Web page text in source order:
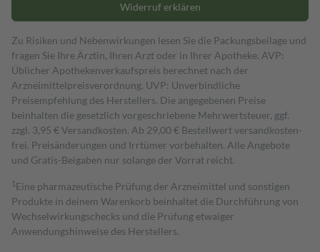
Widerruf erklären
Zu Risiken und Nebenwirkungen lesen Sie die Packungsbeilage und
fragen Sie Ihre Ärztin, Ihren Arzt oder in Ihrer Apotheke. AVP:
Üblicher Apothekenverkaufspreis berechnet nach der
Arzneimittelpreisverordnung. UVP: Unverbindliche
Preisempfehlung des Herstellers. Die angegebenen Preise
beinhalten die gesetzlich vorgeschriebene Mehrwertsteuer, ggf.
zzgl. 3,95 € Versandkosten. Ab 29,00 € Bestell­wert versand­kosten­
frei. Preisänderungen und Irrtümer vorbehalten. Alle Angebote
und Gratis-Beigaben nur solange der Vorrat reicht.
1 Eine pharmazeutische Prüfung der Arzneimittel und sonstigen
Produkte in deinem Warenkorb beinhaltet die Durchführung von
Wechselwirkungschecks und die Prüfung etwaiger
Anwendungshinweise des Herstellers.